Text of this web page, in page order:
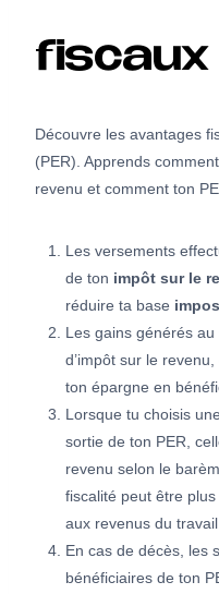
fiscaux
Découvre les avantages
(PER). Apprends
revenu et comment ton
Les versements
de ton impôt sur le
réduire ta base
Les gains générés
d’impôt sur le
ton épargne en
Lorsque tu choisis
sortie de ton PER,
revenu selon le
fiscalité peut être
aux revenus du travail.
En cas de décès, les
bénéficiaires de ton